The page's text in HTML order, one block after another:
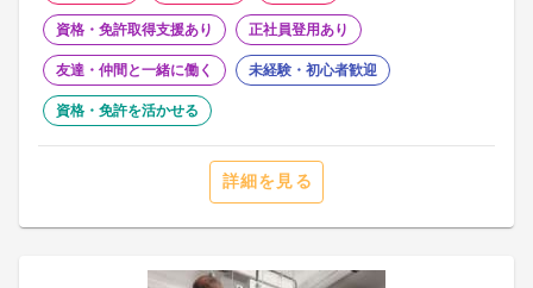
資格・免許取得支援あり 正社員登用あり
友達・仲間と一緒に働く 未経験・初心者歓迎
資格・免許を活かせる
詳細を見る